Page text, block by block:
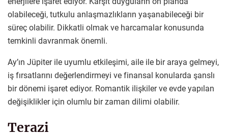
olabileceği, tutkulu anlaşmazlıkların yaşanabileceği bir
süreç olabilir. Dikkatli olmak ve harcamalar konusunda
temkinli davranmak önemli.
Ay’ın Jüpiter ile uyumlu etkileşimi, aile ile bir araya gelmeyi,
iş fırsatlarını değerlendirmeyi ve finansal konularda şanslı
bir dönemi işaret ediyor. Romantik ilişkiler ve evde yapılan
değişiklikler için olumlu bir zaman dilimi olabilir.
Terazi